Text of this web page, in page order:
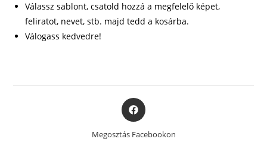
Válassz sablont, csatold hozzá a megfelelő képet,
feliratot, nevet, stb. majd tedd a kosárba.
Válogass kedvedre!
Opens
in
a
new
Megosztás Facebookon